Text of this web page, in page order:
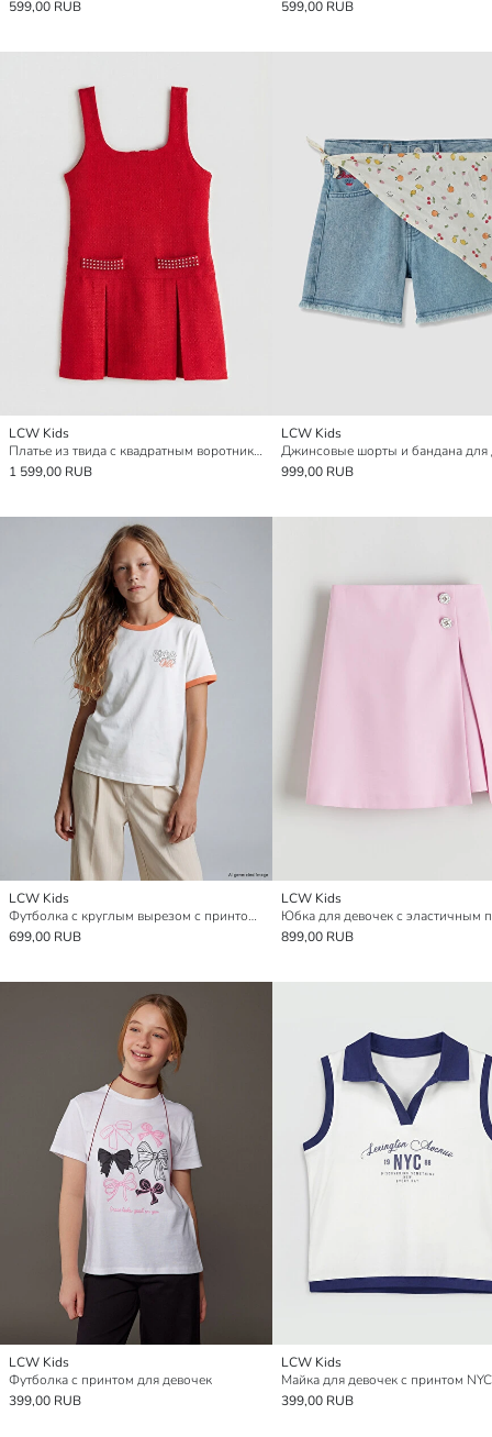
599,00 RUB 599,00 RUB
LCW Kids
Платье из твида с квадратным воротником и складками для девочек
1 599,00 RUB
LCW Kids
999,00 RUB
LCW Kids
Футболка с круглым вырезом с принтом для девочек
699,00 RUB
LCW Kids
Юбка для девочек с эластичным
899,00 RUB
LCW Kids
Футболка с принтом для девочек
399,00 RUB
LCW Kids
399,00 RUB